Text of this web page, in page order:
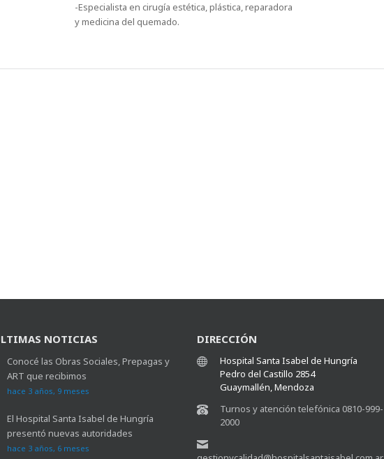
-Especialista en cirugía estética, plástica, reparadora
y medicina del quemado.
NOTICIAS
Conocé las Obras Sociales, Prepagas y
ART que recibimos
hace 3 años, 9 meses
El Hospital Santa Isabel de Hungría
presentó nuevas autoridades
hace 3 años, 6 meses
DIRECCIÓN
Hospital Santa Isabel de Hungría
Pedro del Castillo 2854
Guaymallén, Mendoza
Turnos y atención telefónica 0810-999-
2000